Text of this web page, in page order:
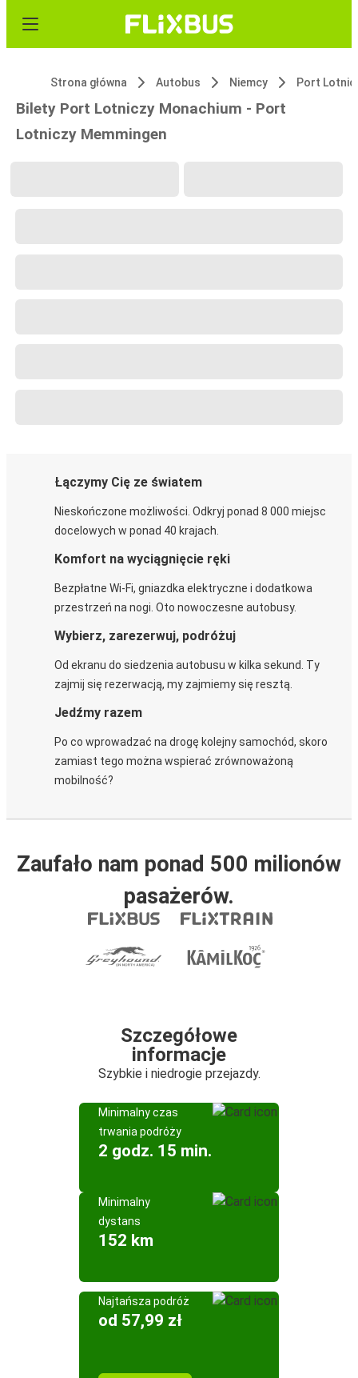
Strona główna Autobus Niemcy
Bilety Port Lotniczy Monachium - Port
Lotniczy Memmingen
Łączymy Cię ze światem
Nieskończone możliwości. Odkryj ponad 8 000 miejsc
docelowych w ponad 40 krajach.
Komfort na wyciągnięcie ręki
Bezpłatne Wi-Fi, gniazdka elektryczne i dodatkowa
przestrzeń na nogi. Oto nowoczesne autobusy.
Wybierz, zarezerwuj, podróżuj
Od ekranu do siedzenia autobusu w kilka sekund. Ty
zajmij się rezerwacją, my zajmiemy się resztą.
Jedźmy razem
Po co wprowadzać na drogę kolejny samochód, skoro
zamiast tego można wspierać zrównoważoną
mobilność?
Zaufało nam ponad 500 milionów
pasażerów.
Szczegółowe
informacje
Szybkie i niedrogie przejazdy.
Minimalny czas
trwania podróży
2 godz. 15 min.
Minimalny
dystans
152 km
Najtańsza podróż
od 57,99 zł